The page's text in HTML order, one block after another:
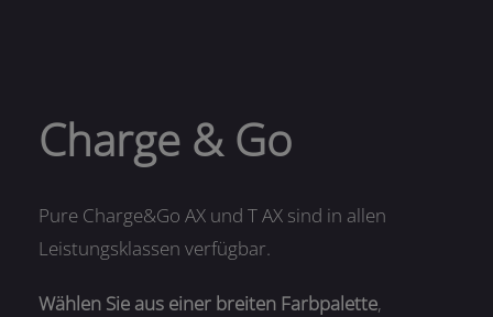
Charge & Go
Pure Charge&Go AX und T AX sind in allen
Leistungsklassen verfügbar.
Wählen Sie aus einer breiten Farbpalette,